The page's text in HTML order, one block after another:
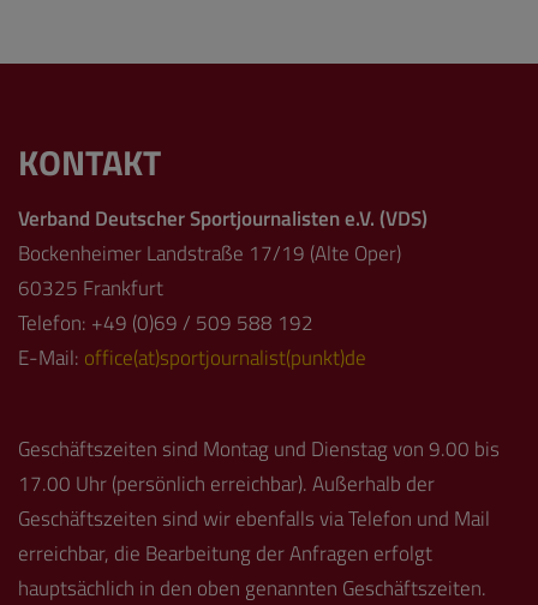
KONTAKT
Verband Deutscher Sportjournalisten e.V. (VDS)
Bockenheimer Landstraße 17/19 (Alte Oper)
60325 Frankfurt
Telefon: +49 (0)69 / 509 588 192
E-Mail: office(at)sportjournalist(punkt)de
Geschäftszeiten sind Montag und Dienstag von 9.00 bis
17.00 Uhr (persönlich erreichbar). Außerhalb der
Geschäftszeiten sind wir ebenfalls via Telefon und Mail
erreichbar, die Bearbeitung der Anfragen erfolgt
hauptsächlich in den oben genannten Geschäftszeiten.